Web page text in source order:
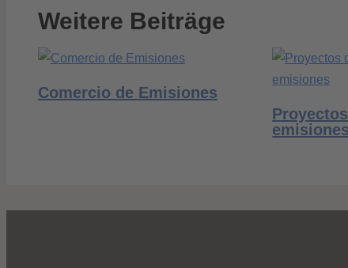
Weitere Beiträge
Comercio de Emisiones
emisiones